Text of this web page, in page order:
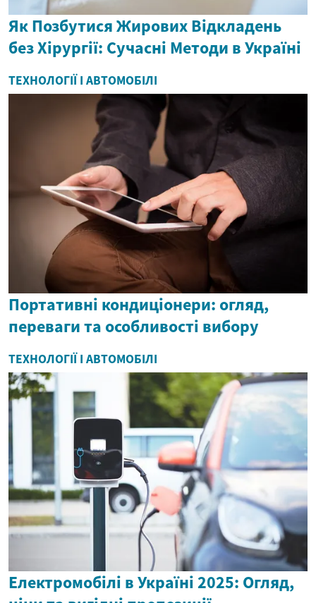
Як Позбутися Жирових Відкладень
без Хірургії: Сучасні Методи в Україні
ТЕХНОЛОГІЇ І АВТОМОБІЛІ
Портативні кондиціонери: огляд,
переваги та особливості вибору
ТЕХНОЛОГІЇ І АВТОМОБІЛІ
Електромобілі в Україні 2025: Огляд,